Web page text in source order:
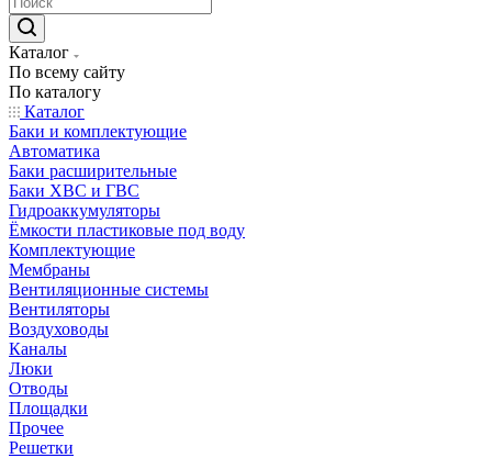
Каталог
По всему сайту
По каталогу
Каталог
Баки и комплектующие
Автоматика
Баки расширительные
Баки ХВС и ГВС
Гидроаккумуляторы
Ёмкости пластиковые под воду
Комплектующие
Мембраны
Вентиляционные системы
Вентиляторы
Воздуховоды
Каналы
Люки
Отводы
Площадки
Прочее
Решетки